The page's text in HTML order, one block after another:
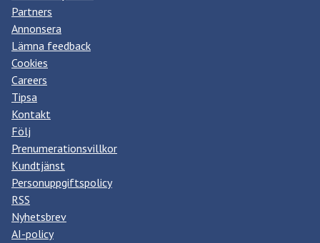
Partners
Annonsera
Lämna feedback
Cookies
Careers
Tipsa
Kontakt
Följ
Prenumerationsvillkor
Kundtjänst
Personuppgiftspolicy
RSS
Nyhetsbrev
AI-policy